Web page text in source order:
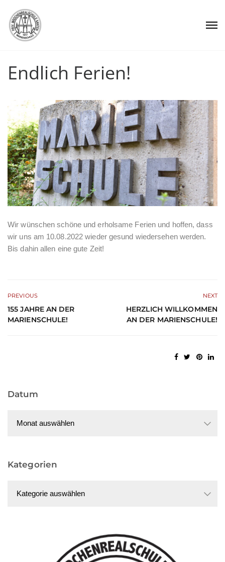
Endlich Ferien!
Wir wünschen schöne und erholsame Ferien und hoffen, dass
wir uns am 10.08.2022 wieder gesund wiedersehen werden.
Bis dahin allen eine gute Zeit!
PREVIOUS
155 JAHRE AN DER
MARIENSCHULE!
NEXT
HERZLICH WILLKOMMEN
AN DER MARIENSCHULE!
Datum
Kategorien